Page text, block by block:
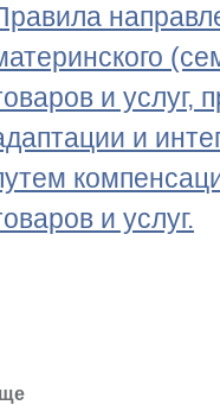
и услуг,
и
и услуг.